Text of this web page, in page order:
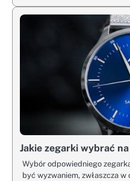
Jakie zegarki wybrać
Wybór odpowiedniego
być wyzwaniem, zwłaszcza